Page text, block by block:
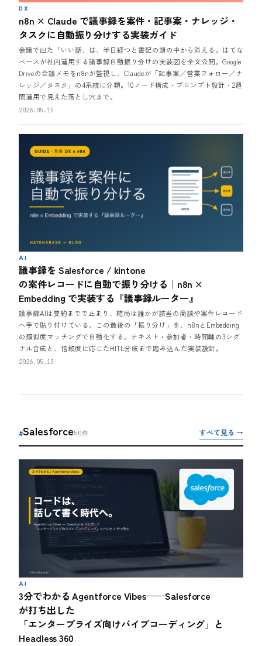
DX
n8n × Claude で議事録を案件・記事案・ナレッジ・
タスクに自動振り分けする実装ガイド
会議で出た「いい話」は、半日経つと書記の頭の中から消える。はてな
ベースが社内運用する議事録自動振り分けの実装図を全文公開。Google
Driveの会議メモをn8nが監視し、Claudeが「記事案／営業フォロー／ナ
レッジ／タスク」の4系統に分類。10ノード構成・プロンプト設計・2週
間運用で見えた落とし穴まで。
2026.05.15
AI
議事録を Salesforce / kintone
の案件レコードに自動で振り分ける｜n8n ×
Embedding で実装する『議事録ルーター』
議事録AIは要約までで止まり、結局は誰かが該当の商談や案件レコード
へ手で貼り付けている。この最後の「振り分け」を、n8nとEmbedding
の類似度マッチングで自動化する。テキスト・参加者・時間軸の3シグ
ナル合成と、信頼度に応じたHITL分岐まで踏み込んだ実装設計。
2026.05.15
#Salesforce50件 すべて見る →
AI
3分でわかる Agentforce Vibes——Salesforce
が打ち出した
「エンタープライズ向けバイブコーディング」と
Headless 360